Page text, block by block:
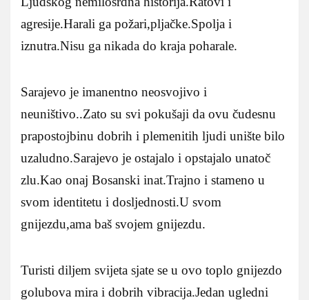
agresije.Harali ga požari,pljačke.Spolja i
iznutra.Nisu ga nikada do kraja poharale.
Sarajevo je imanentno neosvojivo i
neuništivo..Zato su svi pokušaji da ovu čudesnu
prapostojbinu dobrih i plemenitih ljudi unište bilo
uzaludno.Sarajevo je ostajalo i opstajalo unatoč
zlu.Kao onaj Bosanski inat.Trajno i stameno u
svom identitetu i dosljednosti.U svom
gnijezdu,ama baš svojem gnijezdu.
Turisti diljem svijeta sjate se u ovo toplo gnijezdo
golubova mira i dobrih vibracija.Jedan ugledni